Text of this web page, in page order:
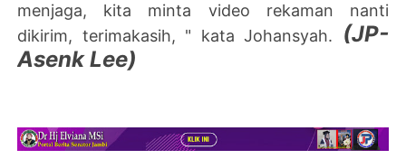
menjaga, kita minta video rekaman nanti
dikirim, terimakasih, " kata Johansyah.
(JP-
Asenk Lee)